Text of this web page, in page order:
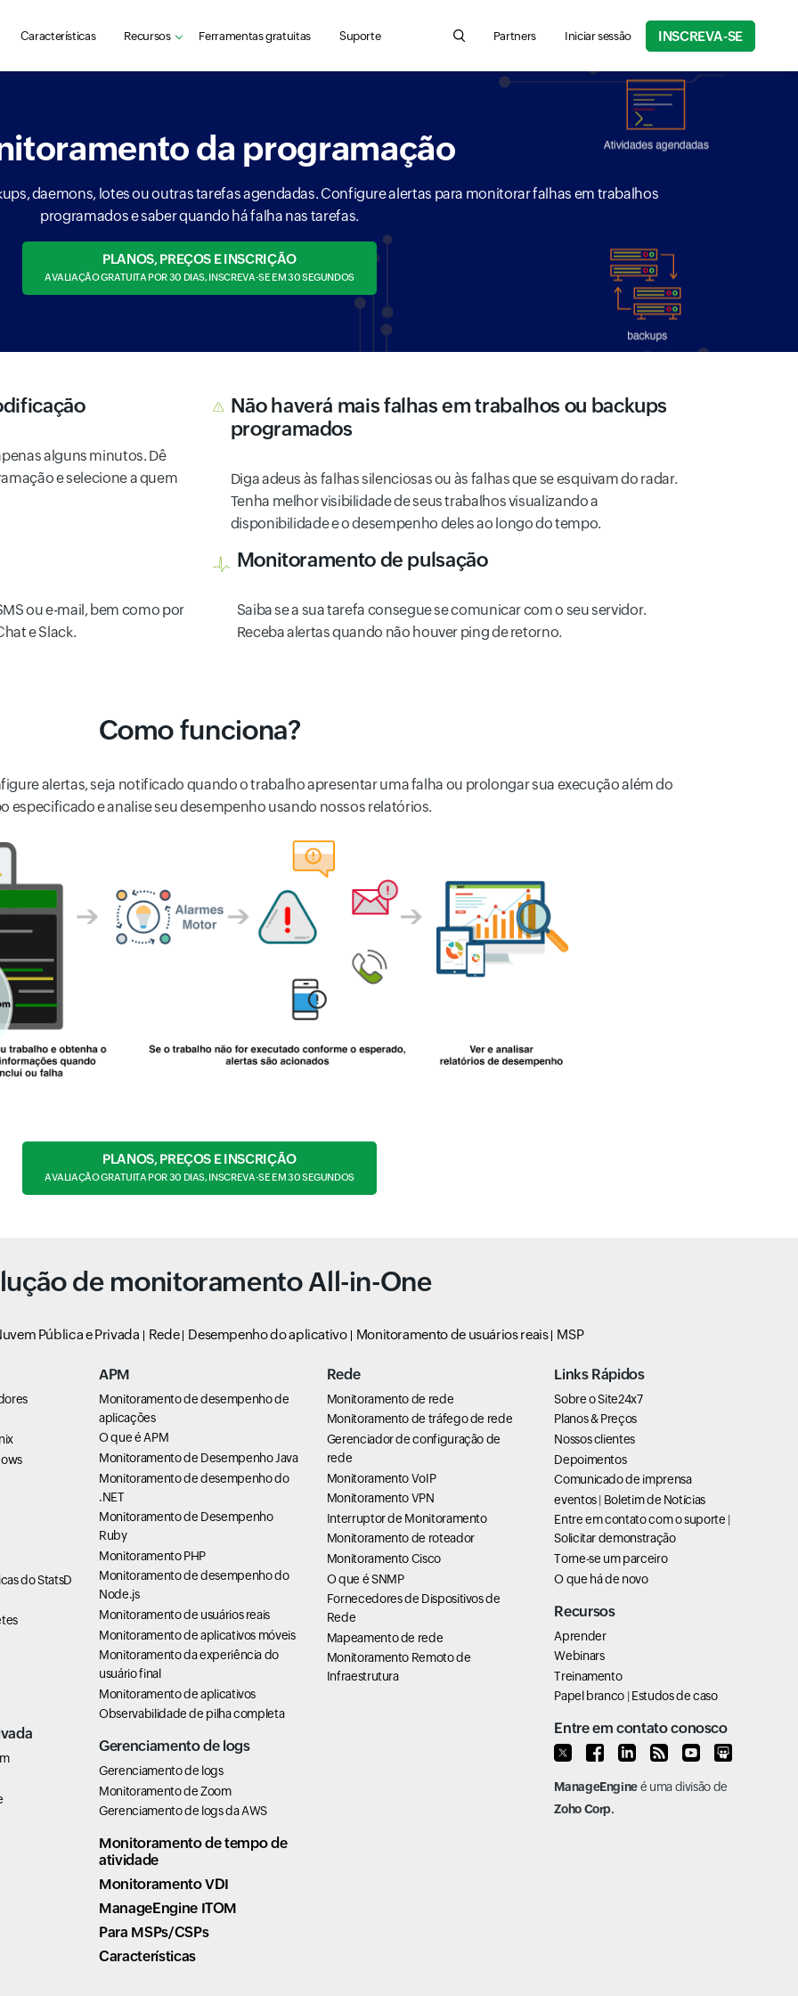
Características Recursos Ferramentas gratuitas Suporte Search for product information, help articles, and
Partners Iniciar sessão INSCREVA-SE
da programação
daemons, lotes ou outras tarefas agendadas. Configure alertas para monitorar falhas em trabalhos
programados e saber quando há falha nas tarefas.
PLANOS, PREÇOS E INSCRIÇÃO
AVALIAÇÃO GRATUITA POR 30 DIAS, INSCREVA-SE EM 30 SEGUNDOS
alguns minutos. Dê
e selecione a quem
Não haverá mais falhas em trabalhos ou backups
programados
Diga adeus às falhas silenciosas ou às falhas que se esquivam do radar.
Tenha melhor visibilidade de seus trabalhos visualizando a
disponibilidade e o desempenho deles ao longo do tempo.
ou e-mail, bem como por
e Slack.
Monitoramento de pulsação
Saiba se a sua tarefa consegue se comunicar com o seu servidor.
Receba alertas quando não houver ping de retorno.
Como funciona?
alertas, seja notificado quando o trabalho apresentar uma falha ou prolongar sua execução além do
especificado e analise seu desempenho usando nossos relatórios.
PLANOS, PREÇOS E INSCRIÇÃO
AVALIAÇÃO GRATUITA POR 30 DIAS, INSCREVA-SE EM 30 SEGUNDOS
de monitoramento All-in-One
Pública e Privada Rede Desempenho do aplicativo Monitoramento de usuários reais MSP
do StatsD
APM
Monitoramento de desempenho de
aplicações
O que é APM
Monitoramento de Desempenho Java
Monitoramento de desempenho do
.NET
Monitoramento de Desempenho
Ruby
Monitoramento PHP
Monitoramento de desempenho do
Node.js
Monitoramento de usuários reais
Monitoramento de aplicativos móveis
Monitoramento da experiência do
usuário final
Monitoramento de aplicativos
Observabilidade de pilha completa
Gerenciamento de logs
Gerenciamento de logs
Monitoramento de Zoom
Gerenciamento de logs da AWS
Monitoramento de tempo de
atividade
Monitoramento VDI
ManageEngine ITOM
Para MSPs/CSPs
Características
Rede
Monitoramento de rede
Monitoramento de tráfego de rede
Gerenciador de configuração de
rede
Monitoramento VoIP
Monitoramento VPN
Interruptor de Monitoramento
Monitoramento de roteador
Monitoramento Cisco
O que é SNMP
Fornecedores de Dispositivos de
Rede
Mapeamento de rede
Monitoramento Remoto de
Infraestrutura
Links Rápidos
Sobre o Site24x7
Planos & Preços
Nossos clientes
Depoimentos
Comunicado de imprensa
eventos| Boletim de Notícias
Entre em contato com o suporte |
Solicitar demonstração
Torne-se um parceiro
O que há de novo
Recursos
Aprender
Webinars
Treinamento
Papel branco |Estudos de caso
Entre em contato conosco
ManageEngineé uma divisão de
Zoho Corp.